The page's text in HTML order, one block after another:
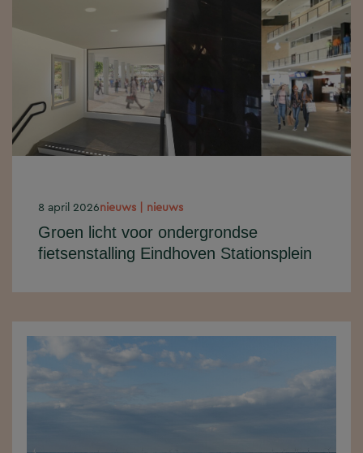
8 april 2026nieuws | nieuws
Groen licht voor ondergrondse
fietsenstalling Eindhoven Stationsplein
stationsgebied. De Raad van State
heeft het bezwaar tegen de...